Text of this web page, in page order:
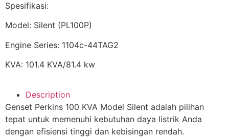
Spesifikasi:
Model: Silent (PL100P)
Engine Series: 1104c-44TAG2
KVA: 101.4 KVA/81.4 kw
Description
Genset Perkins 100 KVA Model Silent adalah pilihan
tepat untuk memenuhi kebutuhan daya listrik Anda
dengan efisiensi tinggi dan kebisingan rendah.